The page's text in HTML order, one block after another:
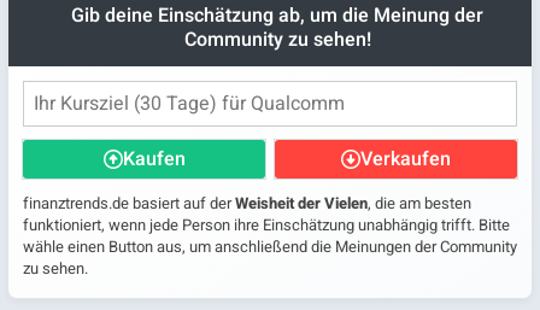
Gib deine Einschätzung ab, um die Meinung der
Community zu sehen!
Kaufen Verkaufen
finanztrends.de basiert auf derWeisheit der Vielen, die am besten
funktioniert, wenn jede Person ihre Einschätzung unabhängig trifft. Bitte
wähle einen Button aus, um anschließend die Meinungen der Community
zu sehen.